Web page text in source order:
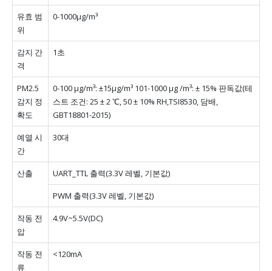
유효 범
위
0-1000µg/m³
감지 간
격
1초
PM2.5
감지 정
확도
0-100 μg/m³: ±15μg/m³ 101-1000 μg /m³: ± 15% 판독값(테
스트 조건: 25 ± 2 ℃, 50 ± 10% RH,TSI8530, 담배,
GBT18801-2015)
예열 시
간
30대
산출 UART_TTL 출력(3.3V 레벨, 기본값)
PWM 출력(3.3V 레벨, 기본값)
작동 전
압
4.9V~5.5V(DC)
작동 전
류
<120mA